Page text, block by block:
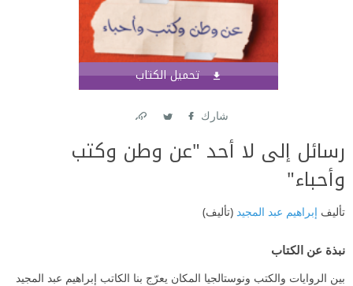
تحميل الكتاب
شارك
رسائل إلى لا أحد "عن وطن وكتب
وأحباء"
تأليف إبراهيم عبد المجيد (تأليف)
نبذة عن الكتاب
بين الروايات والكتب ونوستالجيا المكان يعرّج بنا الكاتب إبراهيم عبد المجيد